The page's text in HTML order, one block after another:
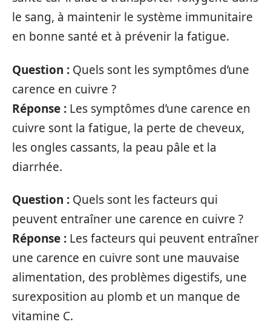
le sang, à maintenir le système immunitaire
en bonne santé et à prévenir la fatigue.
Question : Quels sont les symptômes d’une
carence en cuivre ?
Réponse : Les symptômes d’une carence en
cuivre sont la fatigue, la perte de cheveux,
les ongles cassants, la peau pâle et la
diarrhée.
Question : Quels sont les facteurs qui
peuvent entraîner une carence en cuivre ?
Réponse : Les facteurs qui peuvent entraîner
une carence en cuivre sont une mauvaise
alimentation, des problèmes digestifs, une
surexposition au plomb et un manque de
vitamine C.